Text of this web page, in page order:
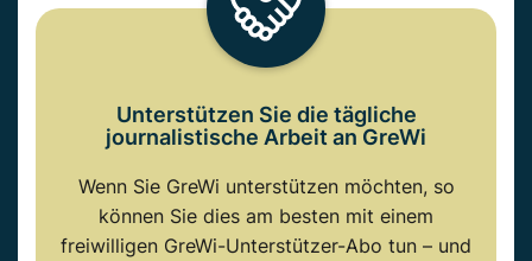
Unterstützen Sie die tägliche
journalistische Arbeit an GreWi
Wenn Sie GreWi unterstützen möchten, so
können Sie dies am besten mit einem
freiwilligen GreWi-Unterstützer-Abo tun – und